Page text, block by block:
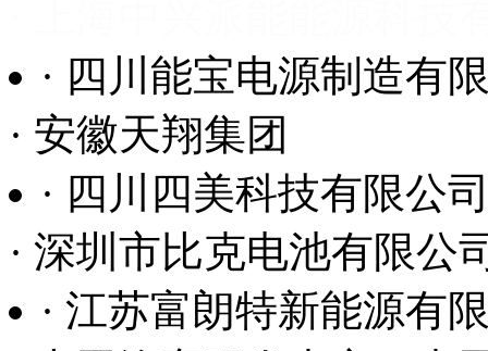
明：国内隔膜企业
发展潜力巨
· 江苏富朗特新能源有
· 丰田汽车研发中心（中
· 成都市一电电池技术
· 戴姆勒大中华区投资有
· 无锡新光粉体科技有